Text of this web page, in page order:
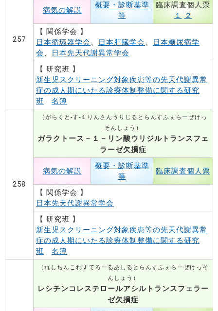
257
病気の解説
概要・診断基準
等
臨床調査個人票
１ ２
【 関係学会 】
日本循環器学会 、 日本肝臓学会 、
日本糖尿病学
会 、
日本先天代謝異常学会
【 研究班 】
新生児スクリーニング対象疾患等の先天代謝異常
症の成人期にいたる診療体制整備に関する研究
班
名簿
258
（がらくと-す-１りんさんうりじるとらんすふぇらーぜけっ
そんしょう）
ガラクトース－１－リン酸ウリジルトランスフェ
ラーゼ欠損症
病気の解説
概要・診断基準
等
臨床調査個人票
【 関係学会 】
日本先天代謝異常学会
【 研究班 】
新生児スクリーニング対象疾患等の先天代謝異常
症の成人期にいたる診療体制整備に関する研究
班
名簿
（れしちんこれすてろーるあしるとらんすふぇらーぜけっそ
んしょう）
レシチンコレステロールアシルトランスフェラー
ゼ欠損症